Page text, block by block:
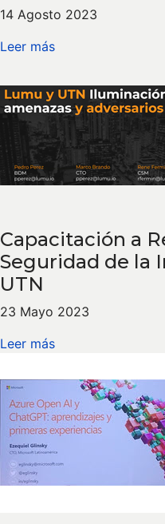
14 Agosto 2023
Leer más
Capacitación a
Seguridad de la
UTN
23 Mayo 2023
Leer más